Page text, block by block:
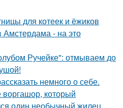
для котеек и ёжиков
Амстердама - на это
Ручейке": отмываем до
немного о себе.
воргашор, который